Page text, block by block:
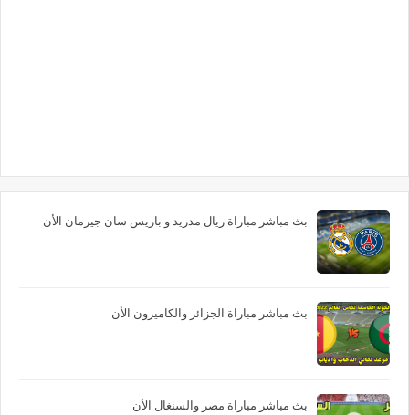
بث مباشر مباراة ريال مدريد و باريس سان جيرمان الأن
بث مباشر مباراة الجزائر والكاميرون الأن
بث مباشر مباراة مصر والسنغال الأن